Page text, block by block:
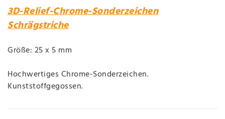
3D-Relief-Chrome-Sonderzeichen
Schrägstriche
Größe: 25 x 5 mm
Hochwertiges Chrome-Sonderzeichen.
Kunststoffgegossen.